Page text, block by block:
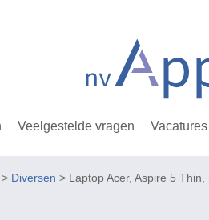
Veelgestelde vragen Vacatures
> Diversen > Laptop Acer, Aspire 5